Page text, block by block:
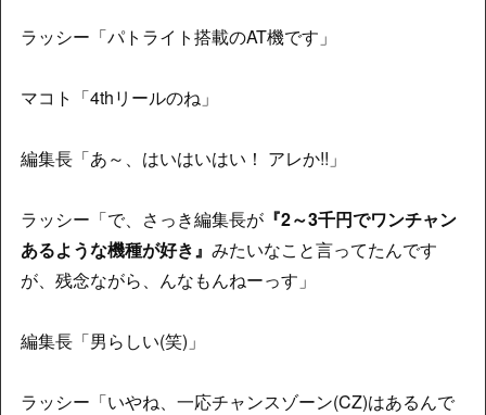
ラッシー「パトライト搭載のAT機です」
マコト「4thリールのね」
編集長「あ～、はいはいはい！ アレか!!」
ラッシー「で、さっき編集長が『2～3千円でワンチャン
あるような機種が好き』 みたいなこと言ってたんです
が、残念ながら、んなもんねーっす」
編集長「男らしい(笑)」
ラッシー「いやね、一応チャンスゾーン(CZ)はあるんで